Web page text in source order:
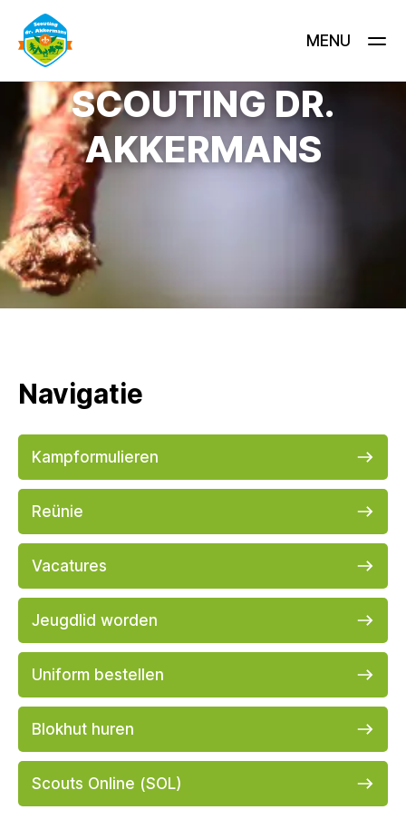
MENU
SCOUTING DR.
AKKERMANS
Navigatie
Kampformulieren
Reünie
Vacatures
Jeugdlid worden
Uniform bestellen
Blokhut huren
Scouts Online (SOL)